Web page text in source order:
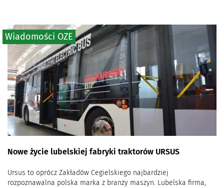
Nowe życie lubelskiej fabryki traktorów URSUS
Ursus to oprócz Zakładów Cegielskiego najbardziej
rozpoznawalna polska marka z branży maszyn. Lubelska firma,
Wiadomości OZE